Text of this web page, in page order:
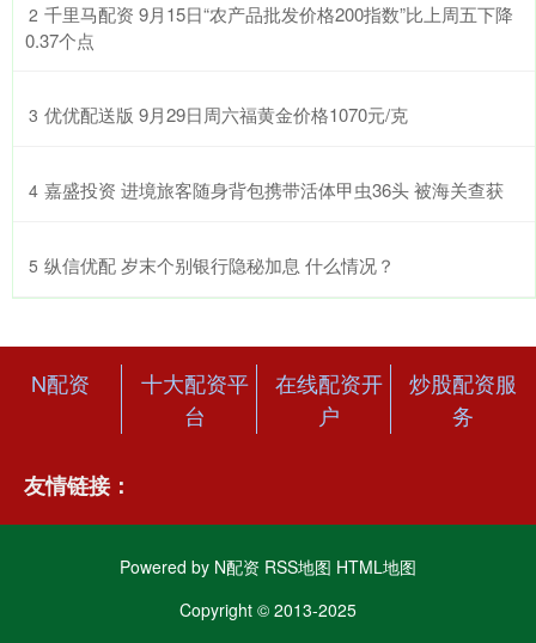
2 ​千里马配资 9月15日“农产品批发价格200指数”比上周五下降
0.37个点
3 ​优优配送版 9月29日周六福黄金价格1070元/克
4 ​嘉盛投资 进境旅客随身背包携带活体甲虫36头 被海关查获
5 ​纵信优配 岁末个别银行隐秘加息 什么情况？
N配资
十大配资平
台
在线配资开
户
炒股配资服
务
友情链接：
Powered by N配资 RSS地图 HTML地图
Copyright © 2013-2025